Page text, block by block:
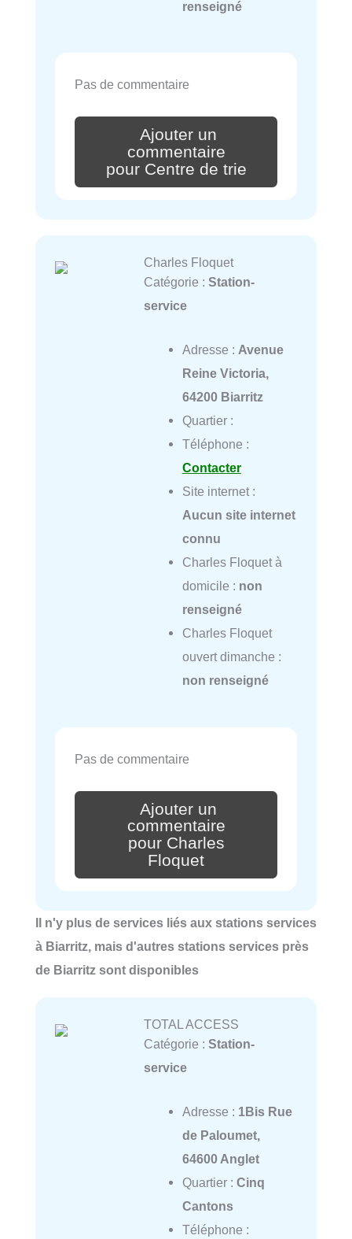
renseigné
Pas de commentaire
Ajouter un
commentaire
pour Centre de trie
Charles Floquet
Catégorie : Station-
service
Adresse : Avenue
Reine Victoria,
64200 Biarritz
Quartier :
Téléphone :
Contacter
Site internet :
Aucun site internet
connu
Charles Floquet à
domicile : non
renseigné
Charles Floquet
ouvert dimanche :
non renseigné
Pas de commentaire
Ajouter un
commentaire
pour Charles
Floquet
Il n'y plus de services liés aux stations services
à Biarritz, mais d'autres stations services près
de Biarritz sont disponibles
TOTAL ACCESS
Catégorie : Station-
service
Adresse : 1Bis Rue
de Paloumet,
64600 Anglet
Quartier : Cinq
Cantons
Téléphone :